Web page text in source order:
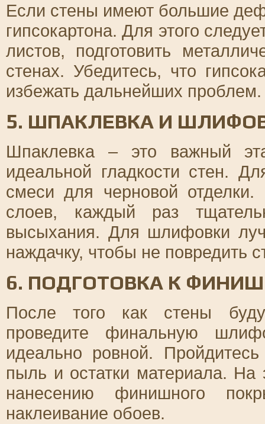
Если стены имеют большие
гипсокартона. Для этого
листов, подготовить
стенах. Убедитесь, что
избежать дальнейших проблем.
5. ШПАКЛЕВКА И
Шпаклевка – это важный
идеальной гладкости стен.
смеси для черновой отделки.
слоев, каждый раз
высыхания. Для шлифовки
наждачку, чтобы не повредить
6. ПОДГОТОВКА К
После того как стены
проведите финальную
идеально ровной.
пыль и остатки материала. На
нанесению финишного
наклеивание обоев.